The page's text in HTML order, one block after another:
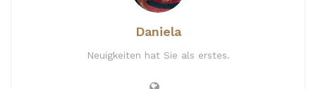
Daniela
Neuigkeiten hat Sie als erstes.